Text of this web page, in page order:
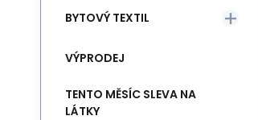
BYTOVÝ TEXTIL
VÝPRODEJ
TENTO MĚSÍC SLEVA NA
LÁTKY